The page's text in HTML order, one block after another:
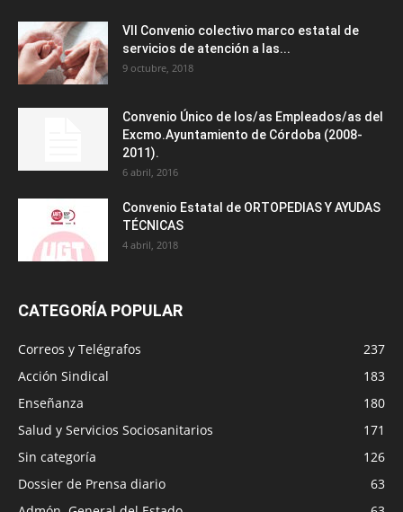
VII Convenio colectivo marco estatal de
servicios de atención a las...
9 octubre, 2018
Convenio Único de los/as Empleados/as del
Excmo.Ayuntamiento de Córdoba (2008-
2011).
6 abril, 2016
Convenio Estatal de ORTOPEDIAS Y AYUDAS
TÉCNICAS
4 abril, 2018
CATEGORÍA POPULAR
Correos y Telégrafos
237
Acción Sindical
183
Enseñanza
180
Salud y Servicios Sociosanitarios
171
Sin categoría
126
Dossier de Prensa diario
63